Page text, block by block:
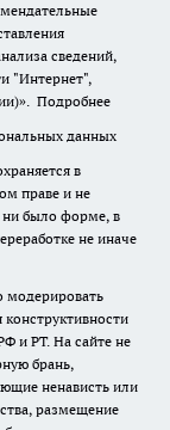
сведений,
"Интернет",
Подробнее
данных
в
праве и не
ни было форме, в
не иначе
модерировать
и РТ. На сайте не
брань,
ненависть или
размещение